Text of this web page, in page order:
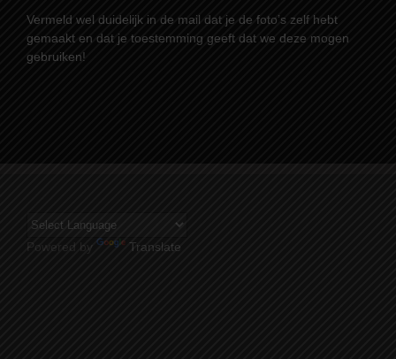
Vermeld wel duidelijk in de mail dat je de foto’s zelf hebt
gemaakt en dat je toestemming geeft dat we deze mogen
gebruiken!
Powered by Translate